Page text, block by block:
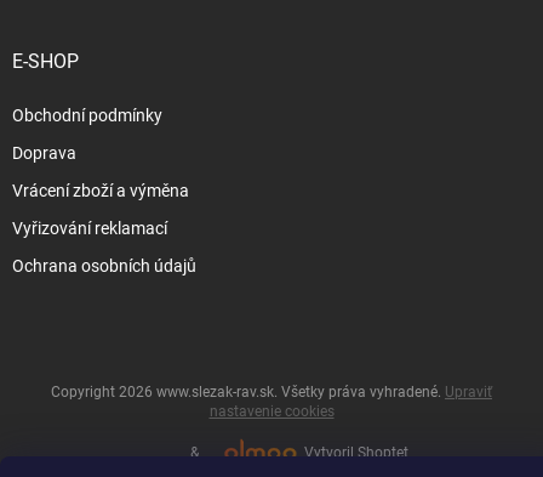
E-SHOP
Obchodní podmínky
Doprava
Vrácení zboží a výměna
Vyřizování reklamací
Ochrana osobních údajů
& Vytvoril Shoptet
Copyright 2026 www.slezak-rav.sk. Všetky práva vyhradené. Upraviť
nastavenie cookies